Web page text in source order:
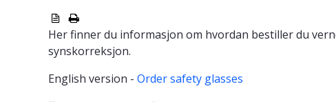
Her finner du informasjon om hvordan bestiller du
synskorreksjon.
English version - Order safety glasses